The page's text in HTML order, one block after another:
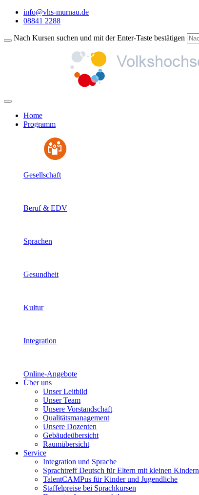
info@vhs-murnau.de
08841 2288
Nach Kursen suchen und mit der Enter-Taste bestätigen
Home
Programm
Gesellschaft
Beruf & EDV
Sprachen
Gesundheit
Kultur
Integration
Online-Angebote
Über uns
Unser Leitbild
Unser Team
Unsere Vorstandschaft
Qualitätsmanagement
Unsere Dozenten
Gebäudeübersicht
Raumübersicht
Service
Integration und Sprache
Sprachtreff Deutsch für Eltern mit kleinen Kindern
TalentCAMPus für Kinder und Jugendliche
Staffelpreise bei Sprachkursen